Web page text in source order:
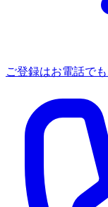
ご登録はお電話でも